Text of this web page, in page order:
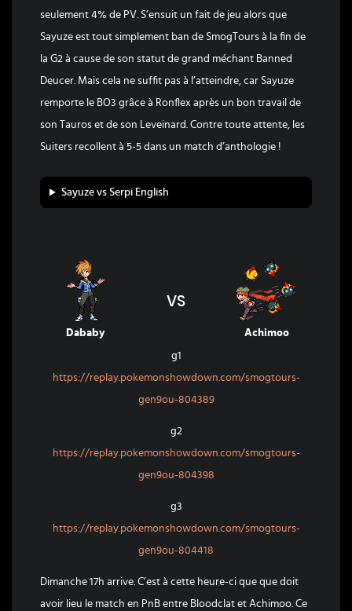
seulement 4% de PV. S’ensuit un fait de jeu alors que
Sayuze est tout simplement ban de SmogTours à la fin de
la G2 à cause de son statut de grand méchant Banned
Deucer. Mais cela ne suffit pas à l’atteindre, car Sayuze
remporte le BO3 grâce à Ronflex après un bon travail de
son Tauros et de son Leveinard. Contre toute attente, les
Suiters recollent à 5-5 dans un match d’anthologie !
Sayuze vs Serpi English
Dababy
VS
Achimoo
g1
https://replay.pokemonshowdown.com/smogtours-
gen9ou-804389
g2
https://replay.pokemonshowdown.com/smogtours-
gen9ou-804398
g3
https://replay.pokemonshowdown.com/smogtours-
gen9ou-804418
Dimanche 17h arrive. C’est à cette heure-ci que que doit
avoir lieu le match en PnB entre Bloodclat et Achimoo. Ce